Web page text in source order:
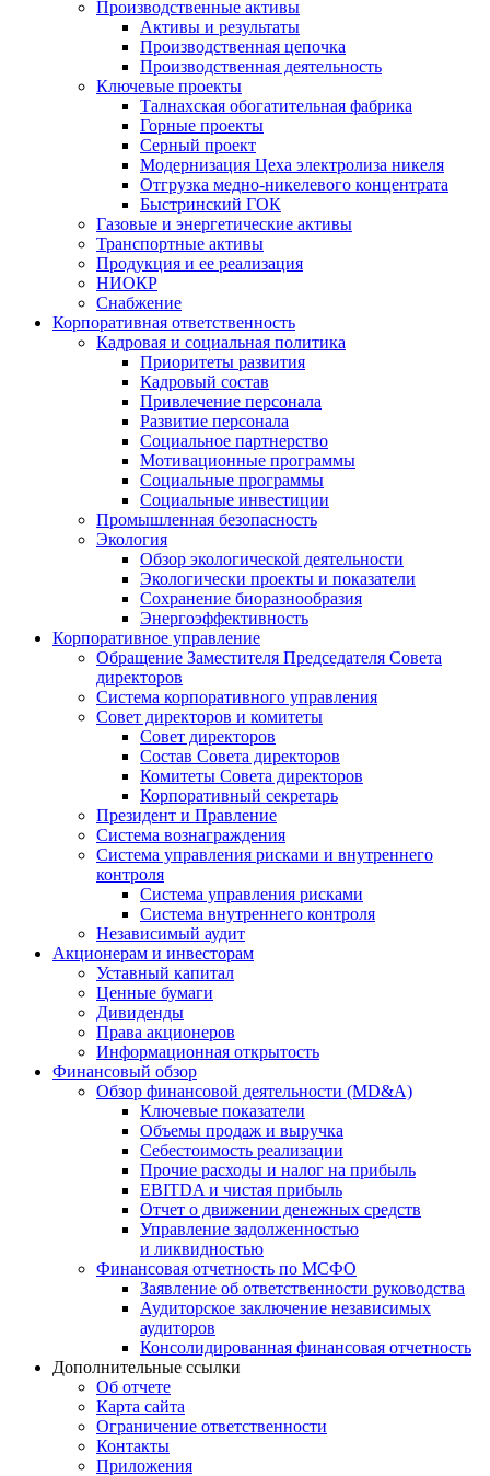
Производственные активы
Активы и результаты
Производственная цепочка
Производственная деятельность
Ключевые проекты
Талнахская обогатительная фабрика
Горные проекты
Серный проект
Модернизация Цеха электролиза никеля
Отгрузка медно-никелевого концентрата
Быстринский ГОК
Газовые и энергетические активы
Транспортные активы
Продукция и ее реализация
НИОКР
Снабжение
Корпоративная ответственность
Кадровая и социальная политика
Приоритеты развития
Кадровый состав
Привлечение персонала
Развитие персонала
Социальное партнерство
Мотивационные программы
Социальные программы
Социальные инвестиции
Промышленная безопасность
Экология
Обзор экологической деятельности
Экологически проекты и показатели
Сохранение биоразнообразия
Энергоэффективность
Корпоративное управление
Обращение Заместителя Председателя Совета
директоров
Система корпоративного управления
Совет директоров и комитеты
Совет директоров
Состав Совета директоров
Комитеты Совета директоров
Корпоративный секретарь
Президент и Правление
Система вознаграждения
Система управления рисками и внутреннего
контроля
Система управления рисками
Система внутреннего контроля
Независимый аудит
Акционерам и инвесторам
Уставный капитал
Ценные бумаги
Дивиденды
Права акционеров
Информационная открытость
Финансовый обзор
Обзор финансовой деятельности (MD&A)
Ключевые показатели
Объемы продаж и выручка
Себестоимость реализации
Прочие расходы и налог на прибыль
EBITDA и чистая прибыль
Отчет о движении денежных средств
Управление задолженностью
и ликвидностью
Финансовая отчетность по МСФО
Заявление об ответственности руководства
Аудиторское заключение независимых
аудиторов
Консолидированная финансовая отчетность
Дополнительные ссылки
Об отчете
Карта сайта
Ограничение ответственности
Контакты
Приложения